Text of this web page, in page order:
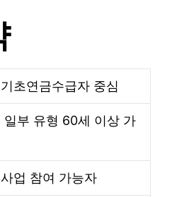
초연금수급자 중심
일부 유형 60세 이상 가
업 참여 가능자